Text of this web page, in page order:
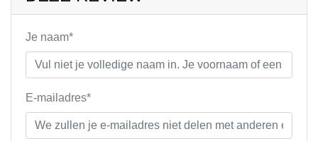
Je naam*
E-mailadres*